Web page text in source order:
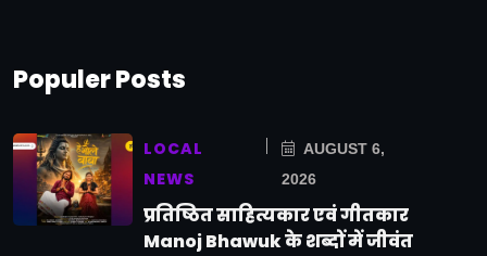
Populer Posts
LOCAL
NEWS
AUGUST 6,
2026
प्रतिष्ठित साहित्यकार एवं गीतकार
Manoj Bhawuk के शब्दों में जीवंत